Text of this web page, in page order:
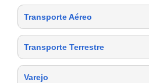
Transporte Aéreo
Transporte Terrestre
Varejo